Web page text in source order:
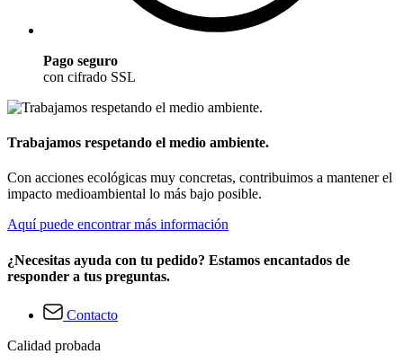
Pago seguro
con cifrado SSL
Trabajamos respetando el medio ambiente.
Con acciones ecológicas muy concretas, contribuimos a mantener el
impacto medioambiental lo más bajo posible.
Aquí puede encontrar más información
¿Necesitas ayuda con tu pedido? Estamos encantados de
responder a tus preguntas.
Contacto
Calidad probada